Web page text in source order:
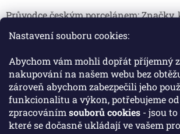
Nastavení souboru cookies:
Abychom vám mohli dopřát příjemný
nakupování na našem webu bez
zároveň abychom zabezpečili jeho
funkcionalitu a výkon, potřebujeme od
zpracováním souborů cookies - jsou
které se dočasně ukládají ve vašem
Průvodce českým porcelánem:
Jak skladovat broušené sklenice, aby
Broušené sklenice jsou symbolem elegance,